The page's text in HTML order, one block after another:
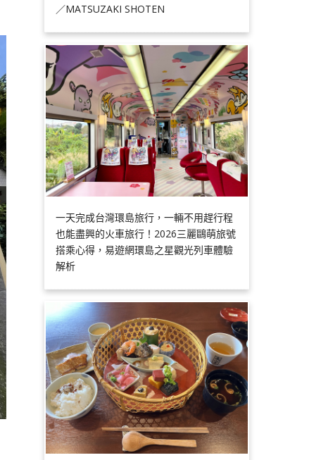
／MATSUZAKI SHOTEN
一天完成台灣環島旅行，一輛不用趕行程
也能盡興的火車旅行！2026三麗鷗萌旅號
搭乘心得，易遊網環島之星觀光列車體驗
解析